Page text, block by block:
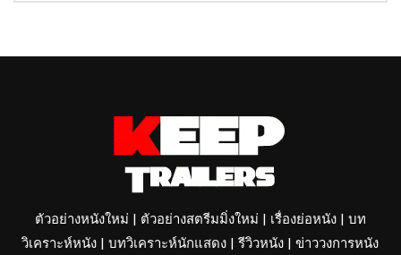
ตัวอย่างหนังใหม่ | ตัวอย่างสตรีมมิ่งใหม่ | เรื่องย่อหนัง | บท
วิเคราะห์หนัง | บทวิเคราะห์นักแสดง | รีวิวหนัง | ข่าววงการหนัง